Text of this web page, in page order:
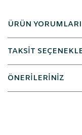
ÜRÜN YORUMLARI
TAKSİT
ÖNERİLERİNİZ